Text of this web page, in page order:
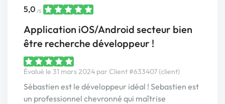
5,0 /5
Application iOS/Android secteur bien
être recherche développeur !
Évalué le 31 mars 2024 par Client #633407 (client)
Sébastien est le développeur idéal ! Sebastien est
un professionnel chevronné qui maîtrise